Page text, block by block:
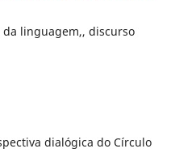
linguagem,, discurso
dialógica do Círculo